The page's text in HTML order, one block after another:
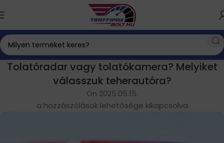
Tolatóradar vagy tolatókamera? Melyiket
válasszuk teherautóra?
On 2025.05.15.
a hozzászólások lehetősége kikapcsolva